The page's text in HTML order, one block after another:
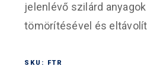
jelenlévő szilárd
tömörítésével és
SKU: FTR